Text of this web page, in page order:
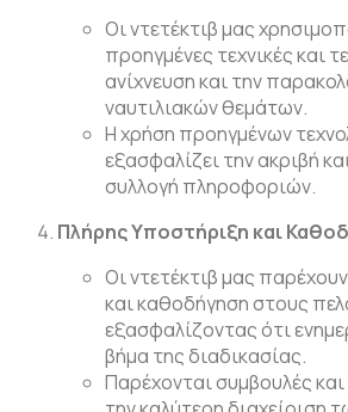
Οι ντετέκτιβ μας
προηγμένες τεχνικές και
ανίχνευση και την
ναυτιλιακών θεμάτων.
Η χρήση προηγμένων
εξασφαλίζει την ακριβή
συλλογή πληροφοριών.
Πλήρης Υποστήριξη και
Οι ντετέκτιβ μας
και καθοδήγηση στους
εξασφαλίζοντας ότι
βήμα της διαδικασίας.
Παρέχονται συμβουλές